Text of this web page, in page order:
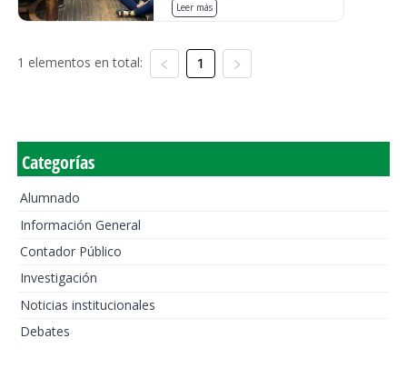
Leer más
1 elementos en total: 1
Categorías
Alumnado
Información General
Contador Público
Investigación
Noticias institucionales
Debates